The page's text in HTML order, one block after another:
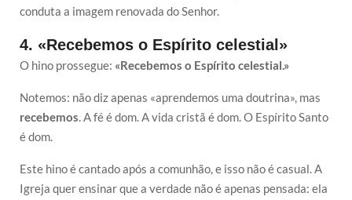
conduta a imagem renovada do Senhor.
4. «Recebemos o Espírito celestial»
O hino prossegue: «Recebemos o Espírito celestial.»
Notemos: não diz apenas «aprendemos uma doutrina», mas
recebemos. A fé é dom. A vida cristã é dom. O Espírito Santo
é dom.
Este hino é cantado após a comunhão, e isso não é casual. A
Igreja quer ensinar que a verdade não é apenas pensada: ela